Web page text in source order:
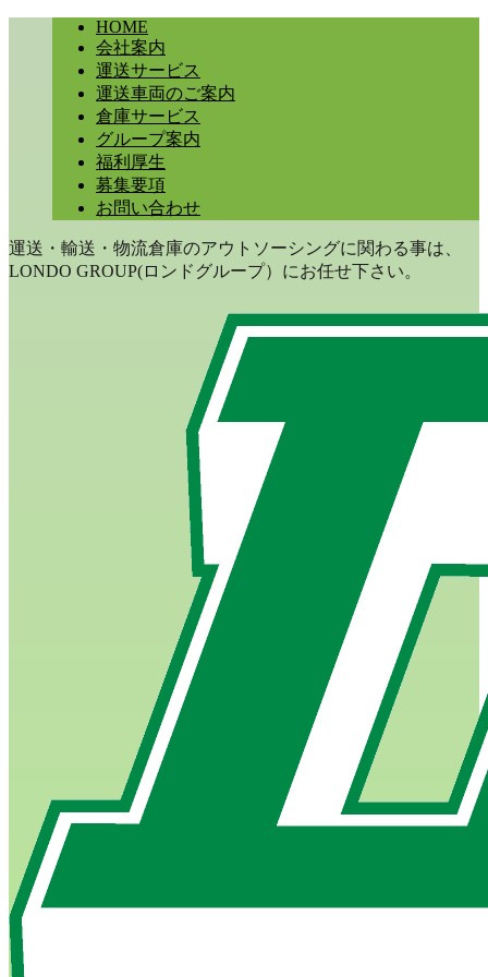
HOME
会社案内
運送サービス
運送車両のご案内
倉庫サービス
グループ案内
福利厚生
募集要項
お問い合わせ
運送・輸送・物流倉庫のアウトソーシングに関わる事は、
LONDO GROUP(ロンドグループ）にお任せ下さい。